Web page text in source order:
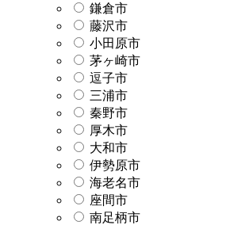
鎌倉市
藤沢市
小田原市
茅ヶ崎市
逗子市
三浦市
秦野市
厚木市
大和市
伊勢原市
海老名市
座間市
南足柄市